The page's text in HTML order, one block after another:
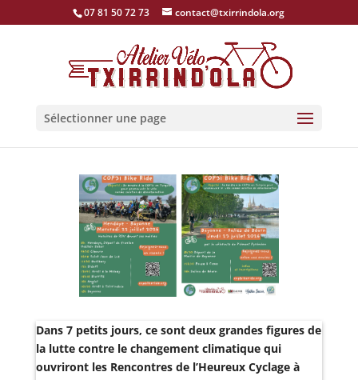
07 81 50 72 73 contact@txirrindola.org
Sélectionner une page
Dans 7 petits jours, ce sont deux grandes figures de
la lutte contre le changement climatique qui
ouvriront les Rencontres de l’Heureux Cyclage à